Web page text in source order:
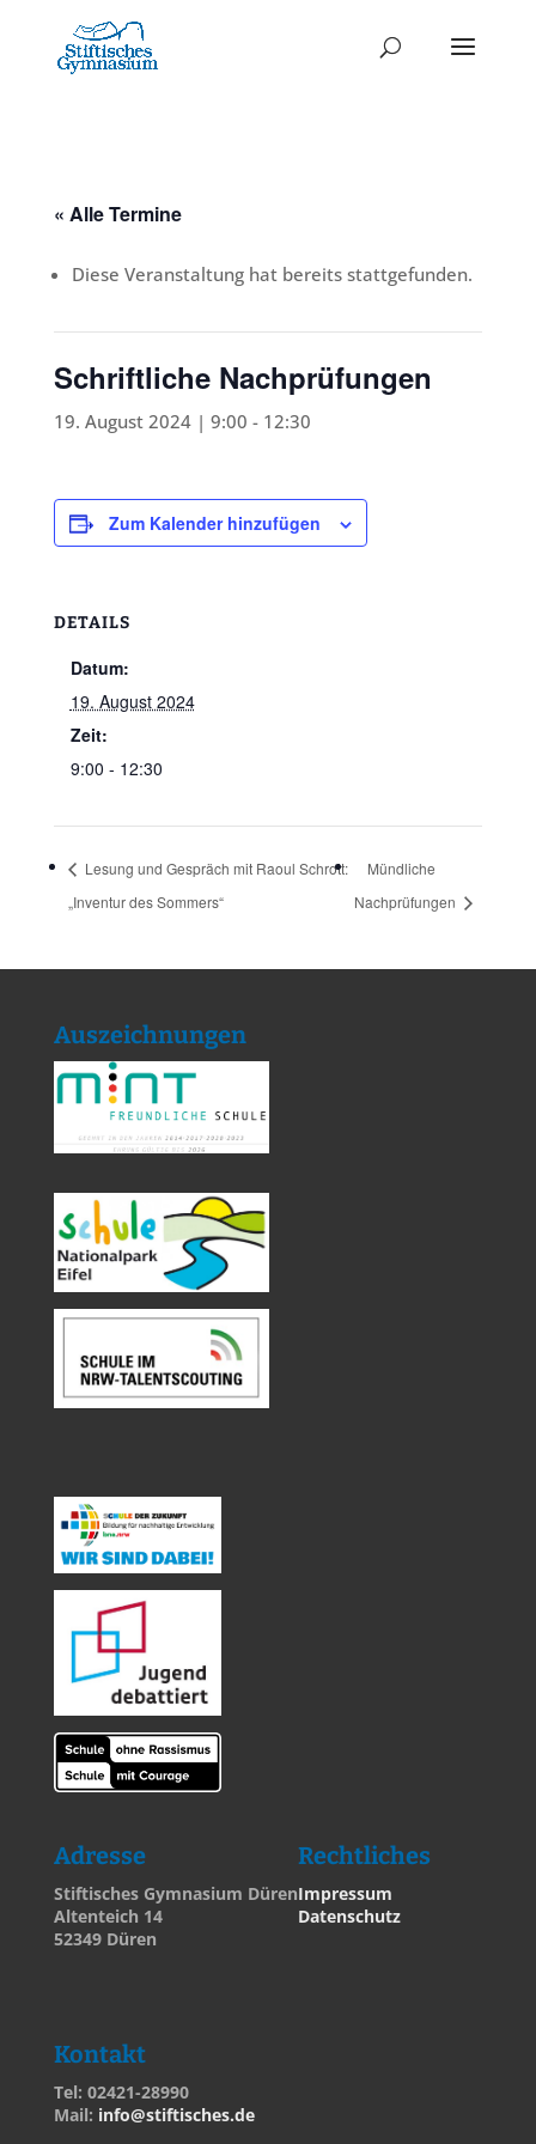
« Alle Termine
Diese Veranstaltung hat bereits stattgefunden.
Schriftliche Nachprüfungen
19. August 2024 | 9:00 - 12:30
Zum Kalender hinzufügen
DETAILS
Datum:
19. August 2024
Zeit:
9:00 - 12:30
Lesung und Gespräch mit Raoul Schrott:
„Inventur des Sommers“
Mündliche
Nachprüfungen
Auszeichnungen
Adresse
Stiftisches Gymnasium Düren
Altenteich 14
52349 Düren
Rechtliches
Impressum
Datenschutz
Kontakt
Tel: 02421-28990
Mail: info@stiftisches.de